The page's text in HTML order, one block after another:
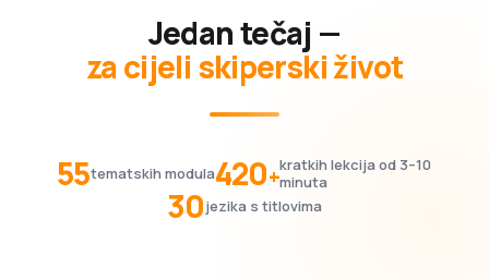
Jedan tečaj —
za cijeli skiperski život
55tematskih modula420+kratkih lekcija od 3–10
minuta
30jezika s titlovima